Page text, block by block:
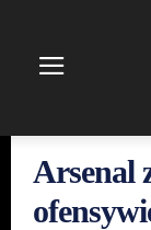
Arsenal